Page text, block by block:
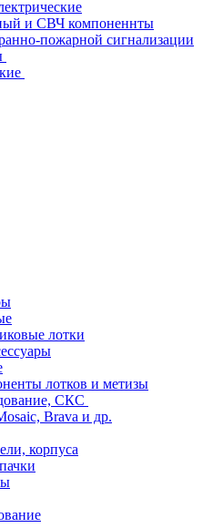
и СВЧ компоненнты
пожарной сигнализации
лотки
лотков и метизы
СКС
Brava и др.
корпуса